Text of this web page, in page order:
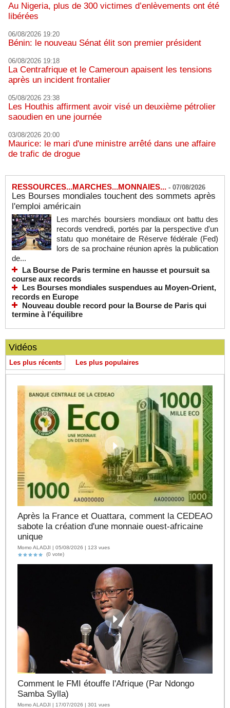
Au Nigeria, plus de 300 victimes d’enlèvements ont été
libérées
06/08/2026 19:20
Bénin: le nouveau Sénat élit son premier président
06/08/2026 19:18
La Centrafrique et le Cameroun apaisent les tensions
après un incident frontalier
05/08/2026 23:38
Les Houthis affirment avoir visé un deuxième pétrolier
saoudien en une journée
03/08/2026 20:00
Maurice: le mari d'une ministre arrêté dans une affaire
de trafic de drogue
RESSOURCES...MARCHES...MONNAIES... - 07/08/2026
Les Bourses mondiales touchent des sommets après
l'emploi américain
Les marchés boursiers mondiaux ont battu des
records vendredi, portés par la perspective d'un
statu quo monétaire de Réserve fédérale (Fed)
lors de sa prochaine réunion après la publication
de...
La Bourse de Paris termine en hausse et poursuit sa
course aux records
Les Bourses mondiales suspendues au Moyen-Orient,
records en Europe
Nouveau double record pour la Bourse de Paris qui
termine à l'équilibre
Vidéos
Les plus récents Les plus populaires
Après la France et Ouattara, comment la CEDEAO
sabote la création d'une monnaie ouest-africaine
unique
Momo ALADJI | 05/08/2026 | 123 vues
(0 vote)
Comment le FMI étouffe l'Afrique (Par Ndongo
Samba Sylla)
Momo ALADJI | 17/07/2026 | 301 vues